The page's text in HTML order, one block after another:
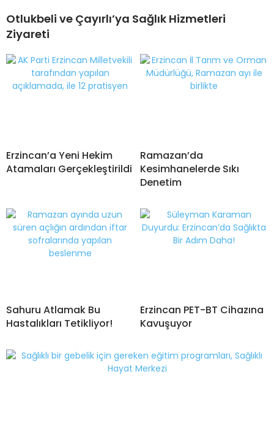
Otlukbeli ve Çayırlı’ya Sağlık Hizmetleri
Ziyareti
Erzincan’a Yeni Hekim
Atamaları Gerçekleştirildi
Ramazan’da
Kesimhanelerde Sıkı
Denetim
Sahuru Atlamak Bu
Hastalıkları Tetikliyor!
Erzincan PET-BT Cihazına
Kavuşuyor